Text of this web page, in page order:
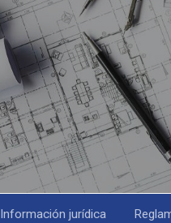
Información jurídica